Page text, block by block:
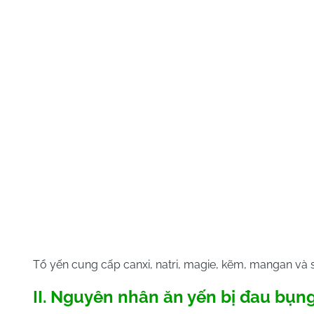
Tổ yến cung cấp canxi, natri, magie, kẽm, mangan và
II. Nguyên nhân ăn yến bị đau